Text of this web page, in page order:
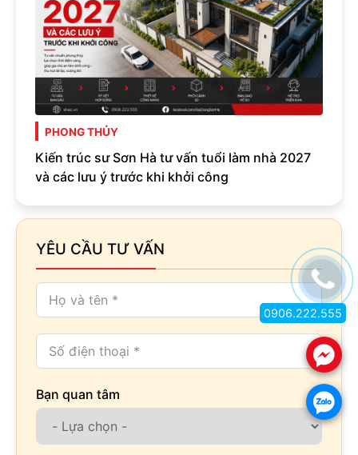
PHONG THỦY
Kiến trúc sư Sơn Hà tư vấn tuổi làm nhà 2027
và các lưu ý trước khi khởi công
YÊU CẦU TƯ VẤN
Bạn quan tâm
.
.
0906.222.555